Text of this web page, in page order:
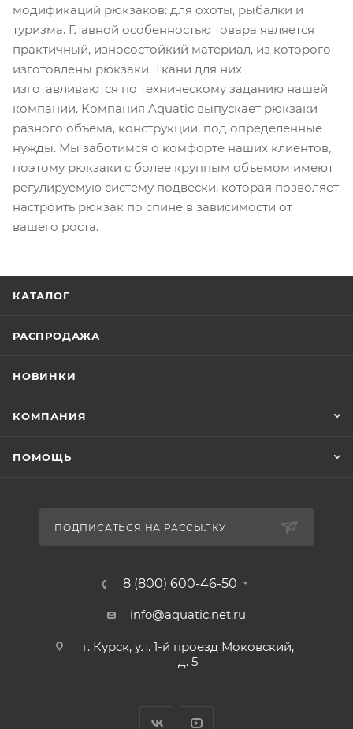
модификаций рюкзаков: для охоты, рыбалки и
туризма. Главной особенностью товара является
практичный, износостойкий материал, из которого
изготовлены рюкзаки. Ткани для них
изготавливаются по техническому заданию нашей
компании. Компания Aquatic выпускает рюкзаки
разного объема, конструкции, под определенные
нужды. Мы заботимся о комфорте наших клиентов,
поэтому рюкзаки с более крупным объемом имеют
регулируемую систему подвески, которая позволяет
настроить рюкзак по спине в зависимости от
вашего роста.
КАТАЛОГ
РАСПРОДАЖА
НОВИНКИ
КОМПАНИЯ
ПОМОЩЬ
ПОДПИСАТЬСЯ НА РАССЫЛКУ
8 (800) 600-46-50
info@aquatic.net.ru
г. Курск, ул. 1-й проезд Моковский,
д. 5